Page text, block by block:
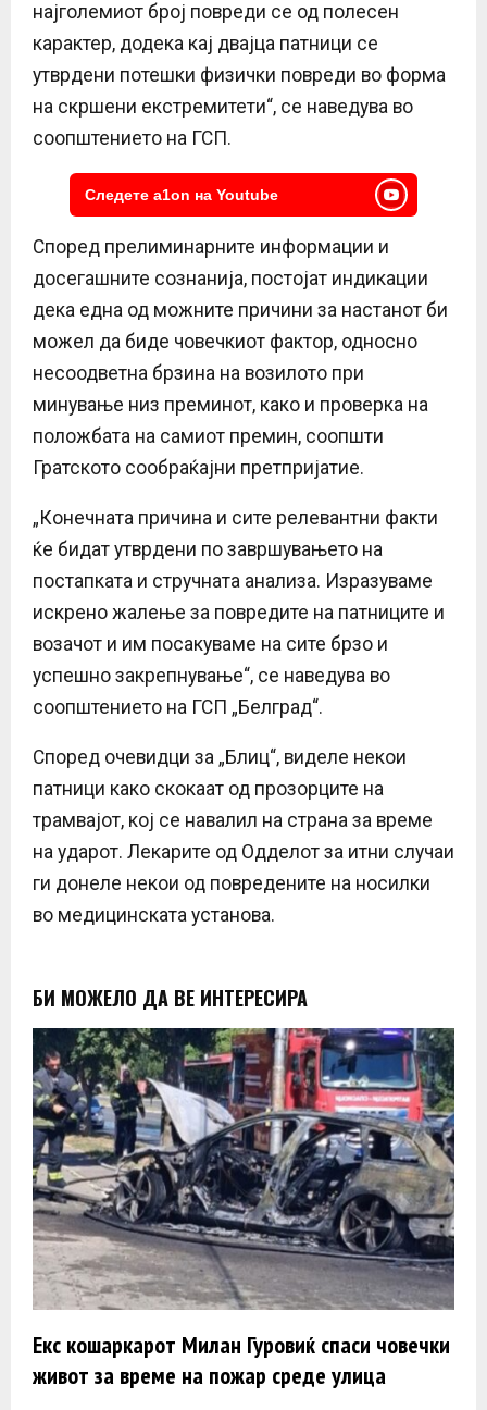
најголемиот број повреди се од полесен
карактер, додека кај двајца патници се
утврдени потешки физички повреди во форма
на скршени екстремитети“, се наведува во
соопштението на ГСП.
Следете a1on на Youtube
Според прелиминарните информации и
досегашните сознанија, постојат индикации
дека една од можните причини за настанот би
можел да биде човечкиот фактор, односно
несоодветна брзина на возилото при
минување низ преминот, како и проверка на
положбата на самиот премин, соопшти
Гратското сообраќајни претпријатие.
„Конечната причина и сите релевантни факти
ќе бидат утврдени по завршувањето на
постапката и стручната анализа. Изразуваме
искрено жалење за повредите на патниците и
возачот и им посакуваме на сите брзо и
успешно закрепнување“, се наведува во
соопштението на ГСП „Белград“.
Според очевидци за „Блиц“, виделе некои
патници како скокаат од прозорците на
трамвајот, кој се навалил на страна за време
на ударот. Лекарите од Одделот за итни случаи
ги донеле некои од повредените на носилки
во медицинската установа.
БИ МОЖЕЛО ДА ВЕ ИНТЕРЕСИРА
Екс кошаркарот Милан Гуровиќ спаси човечки
живот за време на пожар среде улица